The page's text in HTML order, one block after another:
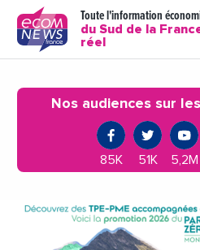
Toute l'information
du Sud de la
réel
Nos audiences sur
85K 51K 5,2M